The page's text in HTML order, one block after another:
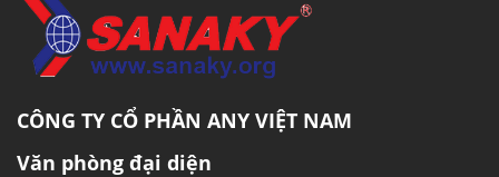
xuyên sẽ làm thất thoát nhiệt, giảm hiệu quả
đông lạnh của tủ, đồng thời tiêu tốn nhiều điện
năng không cần thiết. Khóa an toàn sẽ giúp
người sử dụng kiểm soát tốt hơn hoạt động
CÔNG TY CỔ PHẦN ANY VIỆT NAM
Văn phòng đại diện